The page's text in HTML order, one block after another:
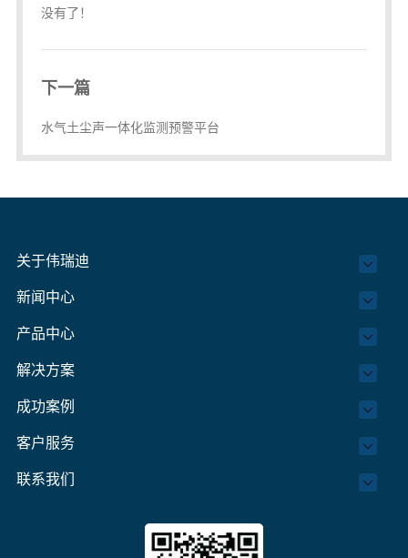
没有了！
下一篇
水气土尘声一体化监测预警平台
关于伟瑞迪
新闻中心
产品中心
解决方案
成功案例
客户服务
联系我们